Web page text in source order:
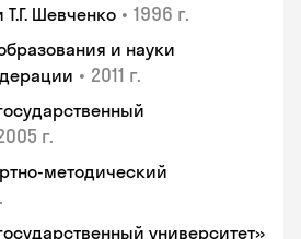
Т.Г. Шевченко • 1996 г.
и науки
• 2011 г.
г.
методический
университет»